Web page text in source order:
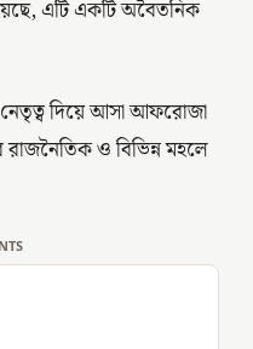
এটি একটি অবৈতনিক
নেতৃত্ব দিয়ে আসা আফরোজা
ও বিভিন্ন মহলে